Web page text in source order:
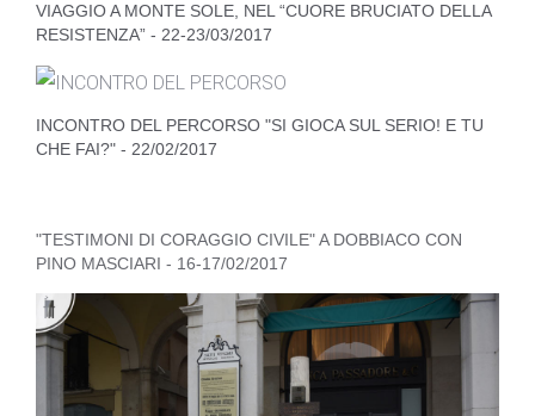
VIAGGIO A MONTE SOLE, NEL “CUORE BRUCIATO DELLA
RESISTENZA” - 22-23/03/2017
INCONTRO DEL PERCORSO "SI GIOCA SUL SERIO! E TU
CHE FAI?" - 22/02/2017
"TESTIMONI DI CORAGGIO CIVILE" A DOBBIACO CON
PINO MASCIARI - 16-17/02/2017